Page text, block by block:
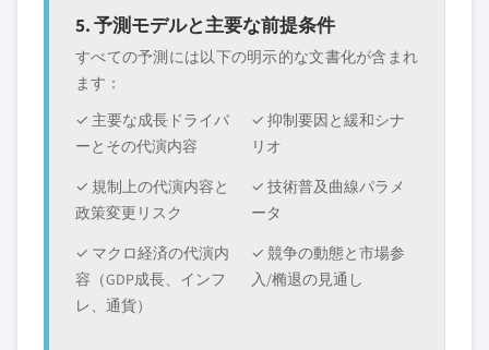
5. 予測モデルと主要な前提条件
すべての予測には以下の明示的な文書化が含まれ
ます：
✓ 主要な成長ドライバ
ーとその代演内容
✓ 抑制要因と緩和シナ
リオ
✓ 規制上の代演内容と
政策変更リスク
✓ 技術普及曲線パラメ
ータ
✓ マクロ経済の代演内
容（GDP成長、インフ
レ、通貨）
✓ 競争の動態と市場参
入/椭退の見通し